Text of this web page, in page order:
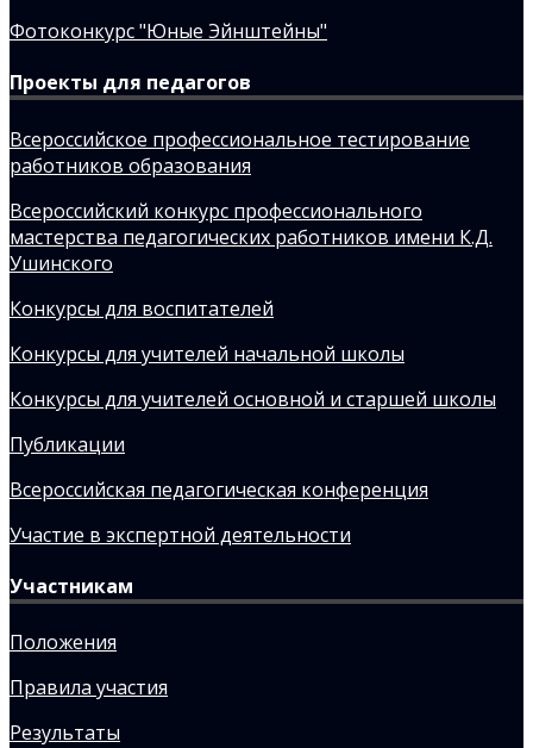
Фотоконкурс "Юные Эйнштейны"
Проекты для педагогов
Всероссийское профессиональное тестирование
работников образования
Всероссийский конкурс профессионального
мастерства педагогических работников имени К.Д.
Ушинского
Конкурсы для воспитателей
Конкурсы для учителей начальной школы
Конкурсы для учителей основной и старшей школы
Публикации
Всероссийская педагогическая конференция
Участие в экспертной деятельности
Участникам
Положения
Правила участия
Результаты